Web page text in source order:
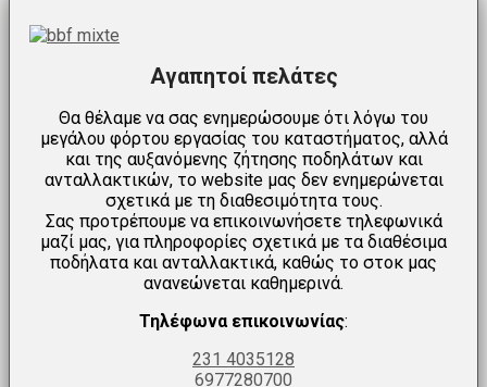
Αγαπητοί πελάτες
Θα θέλαμε να σας ενημερώσουμε ότι λόγω του
μεγάλου φόρτου εργασίας του καταστήματος, αλλά
και της αυξανόμενης ζήτησης ποδηλάτων και
ανταλλακτικών, το website μας δεν ενημερώνεται
σχετικά με τη διαθεσιμότητα τους.
Σας προτρέπουμε να επικοινωνήσετε τηλεφωνικά
μαζί μας, για πληροφορίες σχετικά με τα διαθέσιμα
ποδήλατα και ανταλλακτικά, καθώς το στοκ μας
ανανεώνεται καθημερινά.
Τηλέφωνα επικοινωνίας:
231 4035128
6977280700